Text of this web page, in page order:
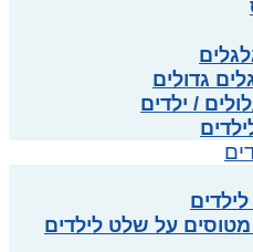
גדולים
/ ילדים
מטוסים על שלט לילדים